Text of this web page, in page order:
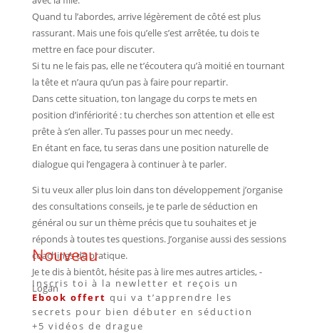
Quand tu l’abordes, arrive légèrement de côté est plus
rassurant. Mais une fois qu’elle s’est arrêtée, tu dois te
mettre en face pour discuter.
Si tu ne le fais pas, elle ne t’écoutera qu’à moitié en tournant
la tête et n’aura qu’un pas à faire pour repartir.
Dans cette situation, ton langage du corps te mets en
position d’infériorité : tu cherches son attention et elle est
prête à s’en aller. Tu passes pour un mec needy.
En étant en face, tu seras dans une position naturelle de
dialogue qui l’engagera à continuer à te parler.
Si tu veux aller plus loin dans ton développement j’organise
des consultations conseils, je te parle de séduction en
général ou sur un thème précis que tu souhaites et je
réponds à toutes tes questions. J’organise aussi des sessions
coachings de pratique.
Je te dis à bientôt, hésite pas à lire mes autres articles, -
Logan
Nouveau
Inscris toi à la newletter et reçois un
Ebook offert qui va t’apprendre les
secrets pour bien débuter en séduction
+5 vidéos de drague